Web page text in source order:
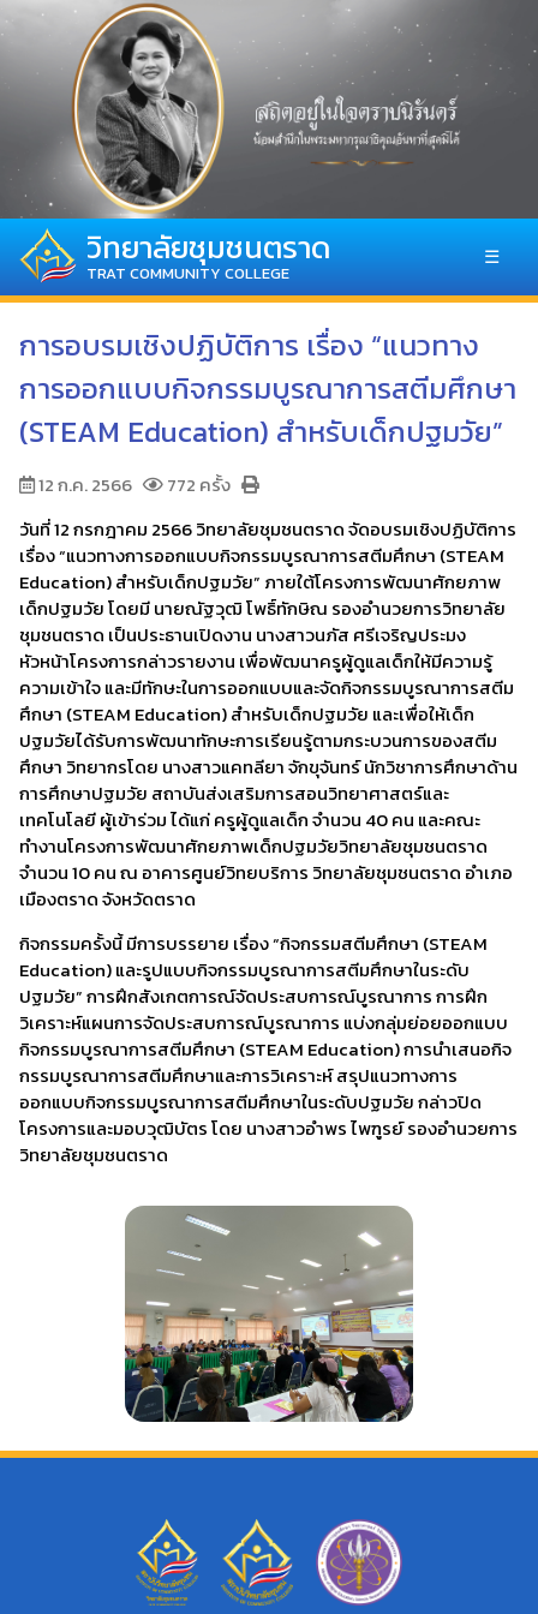
วิทยาลัยชุมชนตราด
TRAT COMMUNITY COLLEGE
☰
การอบรมเชิงปฏิบัติการ เรื่อง “แนวทาง
การออกแบบกิจกรรมบูรณาการสตีมศึกษา
(STEAM Education) สำหรับเด็กปฐมวัย”
12 ก.ค. 2566
772 ครั้ง
วันที่ 12 กรกฎาคม 2566 วิทยาลัยชุมชนตราด จัดอบรมเชิงปฏิบัติการ
เรื่อง “แนวทางการออกแบบกิจกรรมบูรณาการสตีมศึกษา (STEAM
Education) สำหรับเด็กปฐมวัย” ภายใต้โครงการพัฒนาศักยภาพ
เด็กปฐมวัย โดยมี นายณัฐวุฒิ โพธิ์ทักษิณ รองอำนวยการวิทยาลัย
ชุมชนตราด เป็นประธานเปิดงาน นางสาวนภัส ศรีเจริญประมง
หัวหน้าโครงการกล่าวรายงาน เพื่อพัฒนาครูผู้ดูแลเด็กให้มีความรู้
ความเข้าใจ และมีทักษะในการออกแบบและจัดกิจกรรมบูรณาการสตีม
ศึกษา (STEAM Education) สำหรับเด็กปฐมวัย และเพื่อให้เด็ก
ปฐมวัยได้รับการพัฒนาทักษะการเรียนรู้ตามกระบวนการของสตีม
ศึกษา วิทยากรโดย นางสาวแคทลียา จักขุจันทร์ นักวิชาการศึกษาด้าน
การศึกษาปฐมวัย สถาบันส่งเสริมการสอนวิทยาศาสตร์และ
เทคโนโลยี ผู้เข้าร่วม ได้แก่ ครูผู้ดูแลเด็ก จำนวน 40 คน และคณะ
ทำงานโครงการพัฒนาศักยภาพเด็กปฐมวัยวิทยาลัยชุมชนตราด
จำนวน 10 คน ณ อาคารศูนย์วิทยบริการ วิทยาลัยชุมชนตราด อำเภอ
เมืองตราด จังหวัดตราด
กิจกรรมครั้งนี้ มีการบรรยาย เรื่อง “กิจกรรมสตีมศึกษา (STEAM
Education) และรูปแบบกิจกรรมบูรณาการสตีมศึกษาในระดับ
ปฐมวัย” การฝึกสังเกตการณ์จัดประสบการณ์บูรณาการ การฝึก
วิเคราะห์แผนการจัดประสบการณ์บูรณาการ แบ่งกลุ่มย่อยออกแบบ
กิจกรรมบูรณาการสตีมศึกษา (STEAM Education) การนำเสนอกิจ
กรรมบูรณาการสตีมศึกษาและการวิเคราะห์ สรุปแนวทางการ
ออกแบบกิจกรรมบูรณาการสตีมศึกษาในระดับปฐมวัย กล่าวปิด
โครงการและมอบวุฒิบัตร โดย นางสาวอำพร ไพฑูรย์ รองอำนวยการ
วิทยาลัยชุมชนตราด